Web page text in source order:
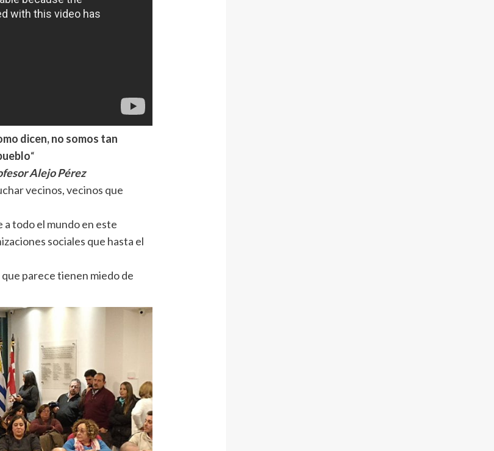
dicen, no somos tan
“
Alejo Pérez
vecinos, vecinos que
a todo el mundo en este
sociales que hasta el
parece tienen miedo de